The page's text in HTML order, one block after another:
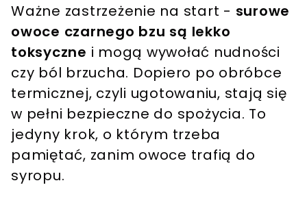
Ważne zastrzeżenie na start - surowe
owoce czarnego bzu są lekko
toksyczne i mogą wywołać nudności
czy ból brzucha. Dopiero po obróbce
termicznej, czyli ugotowaniu, stają się
w pełni bezpieczne do spożycia. To
jedyny krok, o którym trzeba
pamiętać, zanim owoce trafią do
syropu.